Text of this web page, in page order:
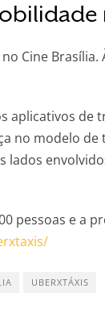
Cine
aplicativos
no modelo
lados
pessoas e a
UBERXTÁXIS